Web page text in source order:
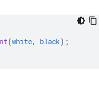
(white, black);